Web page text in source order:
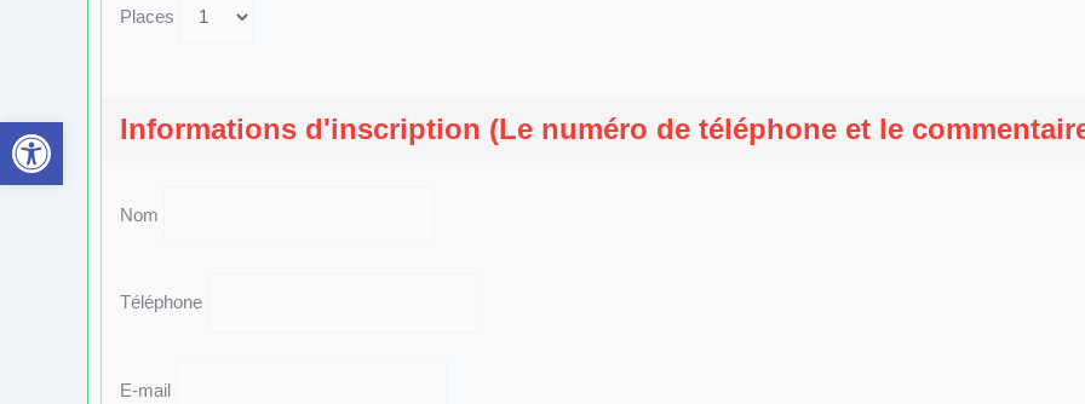
Ouvrir la barre d’outils
Places
Informations d'inscription (Le numéro de téléphone et le
Nom
Téléphone
E-mail